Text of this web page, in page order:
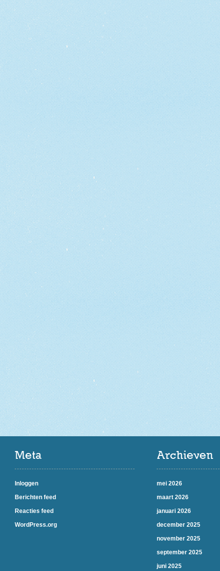
Meta
Inloggen
Berichten feed
Reacties feed
WordPress.org
Archieven
mei 2026
maart 2026
januari 2026
december 2025
november 2025
september 2025
juni 2025